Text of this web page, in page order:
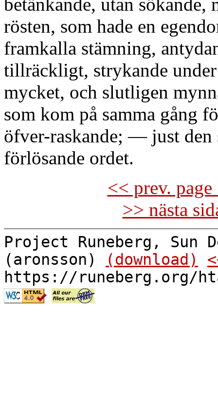
rösten, som hade en
framkalla stämning,
tillräckligt, strykande
mycket, och slutligen
som kom på samma gång
öfver-raskande; — just den
förlösande ordet.
<< prev.
>> nästa
Project Runeberg, Sun
(aronsson)
(download)
https://runeberg.org/